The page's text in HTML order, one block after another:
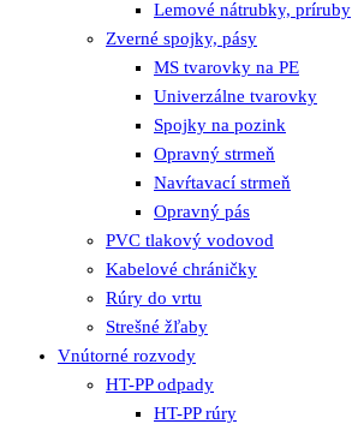
Lemové nátrubky, príruby
Zverné spojky, pásy
MS tvarovky na PE
Univerzálne tvarovky
Spojky na pozink
Opravný strmeň
Navŕtavací strmeň
Opravný pás
PVC tlakový vodovod
Kabelové chráničky
Rúry do vrtu
Strešné žľaby
Vnútorné rozvody
HT-PP odpady
HT-PP rúry